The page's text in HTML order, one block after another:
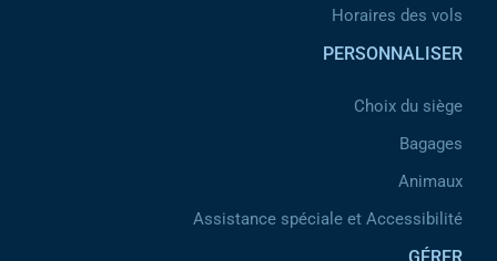
Horaires des vols
PERSONNALISER
Choix du siège
Bagages
Animaux
Assistance spéciale et Accessibilité